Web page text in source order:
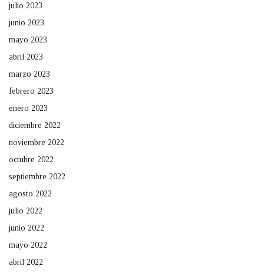
julio 2023
junio 2023
mayo 2023
abril 2023
marzo 2023
febrero 2023
enero 2023
diciembre 2022
noviembre 2022
octubre 2022
septiembre 2022
agosto 2022
julio 2022
junio 2022
mayo 2022
abril 2022